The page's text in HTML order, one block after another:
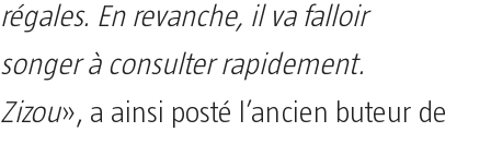
régales. En revanche, il va falloir
songer à consulter rapidement.
Zizou», a ainsi posté l’ancien buteur de